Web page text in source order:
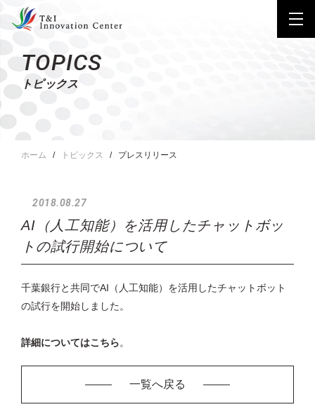
TOPICS
トピックス
ホーム トピックス プレスリリース
2018.08.27
AI（人工知能）を活用したチャットボッ
トの試行開始について
千葉銀行と共同でAI（人工知能）を活用したチャットボット
の試行を開始しました。
詳細についてはこちら。
一覧へ戻る